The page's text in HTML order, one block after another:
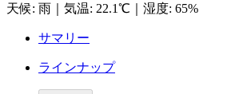
天候: 雨 気温: 22.1℃ 湿度: 65%
サマリー
ラインナップ